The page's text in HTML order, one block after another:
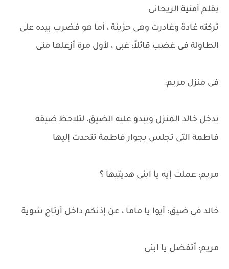
بقلم أمنية الريحانى
تركته غادة وغادرت وهى حزينة ، أما هو فضرب بيده على
الطاولة فى غضب قائلاً: غبى ، لأول مرة أزعلها منى
فى منزل مريم:
يدخل خالد المنزل ويبدو عليه الضيق، لتلاحظ ضيقه
فاطمة التى تجلس بجوار فاطمة تتحدث إليها
مريم: عملت إيه يا ابنى هديتيها ؟
خالد فى ضيق: أيوا يا ماما ، عن إذنكم داخل أرتاح شوية
مريم: أتفضل يا ابنى